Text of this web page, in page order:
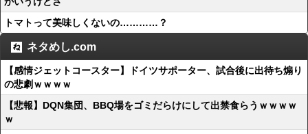
トマトって美味しくないの…………？
ネタめし.com
【感情ジェットコースター】ドイツサポーター、試合後に出待ち煽り
の悲劇ｗｗｗｗ
【悲報】DQN集団、BBQ場をゴミだらけにして出禁食らうｗｗｗｗ
ｗ